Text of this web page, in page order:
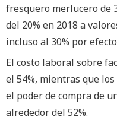
fresquero merlucero de
del 20% en 2018 a
incluso al 30% por
El costo laboral sobre
el 54%, mientras que
el poder de compra de
alrededor del 52%.